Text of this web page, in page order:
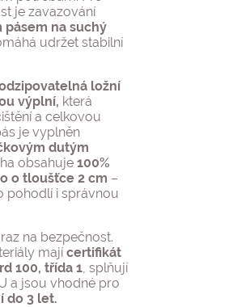
je zavazování
pásem na suchý
udržet stabilní
ložní
výplní, která
a celkovou
je vyplněn
dutým
obsahuje 100%
o tloušťce 2 cm –
pohodlí i správnou
na bezpečnost.
mají certifikát
100, třída 1, splňují
a jsou vhodné pro
do 3 let.